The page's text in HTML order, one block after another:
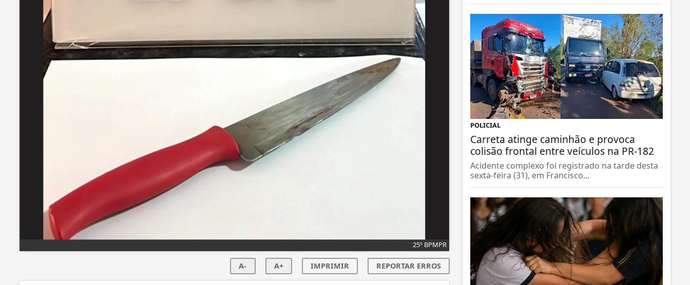
25º BPMPR
A- A+ IMPRIMIR REPORTAR ERROS
POLICIAL
Carreta atinge caminhão e provoca
colisão frontal entre veículos na PR-182
Acidente complexo foi registrado na tarde desta
sexta-feira (31), em Francisco...